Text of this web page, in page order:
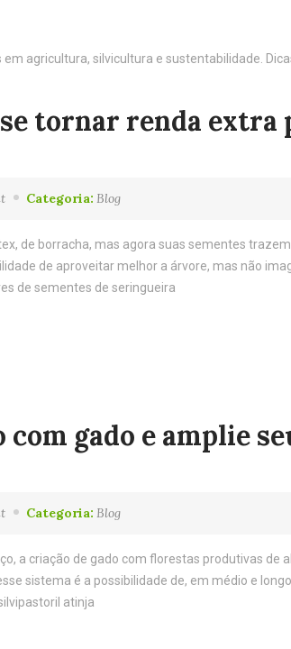
tornar renda extra
Categoria: Blog
de borracha, mas agora suas sementes
de aproveitar melhor a árvore, mas não
de sementes de seringueira
gado e amplie
Categoria: Blog
a criação de gado com florestas produtivas de
sistema é a possibilidade de, em médio e
atinja